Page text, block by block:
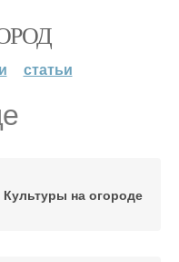
статьи
Культуры на огороде